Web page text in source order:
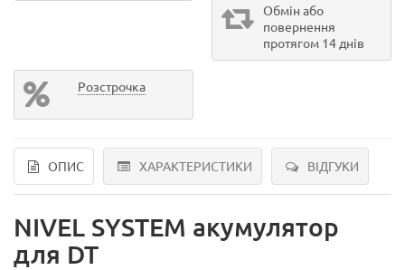
Обмін або
повернення
протягом 14 днів
Розстрочка
ОПИС ХАРАКТЕРИСТИКИ ВІДГУКИ
NIVEL SYSTEM акумулятор
для DT